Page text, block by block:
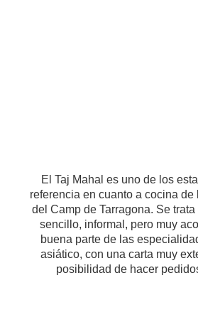
El Taj Mahal es uno de los
referencia en cuanto a cocina de
del Camp de Tarragona. Se
sencillo, informal, pero muy
buena parte de las
asiático, con una carta muy
posibilidad de hacer